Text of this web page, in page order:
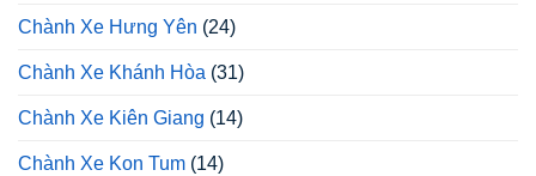
Chành Xe Hưng Yên (24)
Chành Xe Khánh Hòa (31)
Chành Xe Kiên Giang (14)
Chành Xe Kon Tum (14)